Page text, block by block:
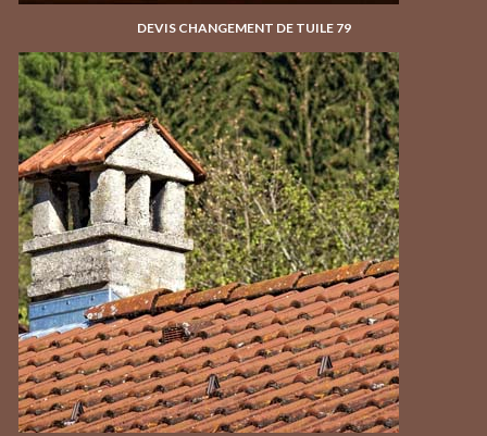
DEVIS CHANGEMENT DE TUILE 79